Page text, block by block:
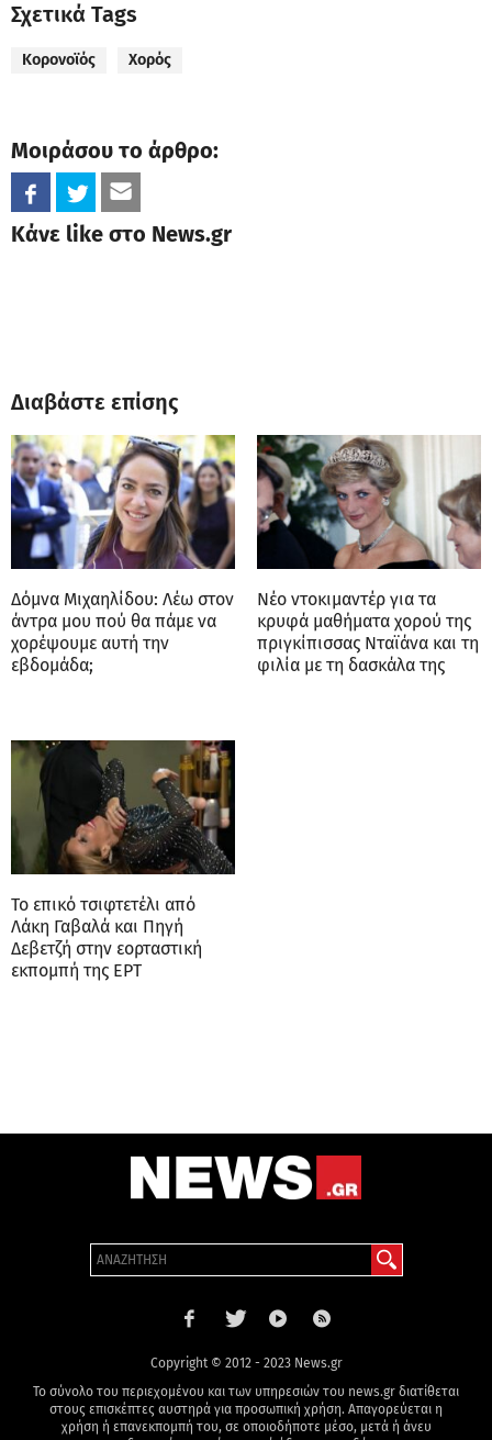
Σχετικά Tags
Kορονoϊός Χορός
Μοιράσου το άρθρο:
Κάνε like στο News.gr
Διαβάστε επίσης
Δόμνα Μιχαηλίδου: Λέω στον
άντρα μου πού θα πάμε να
χορέψουμε αυτή την
εβδομάδα;
Νέο ντοκιμαντέρ για τα
κρυφά μαθήματα χορού της
πριγκίπισσας Νταϊάνα και τη
φιλία με τη δασκάλα της
Το επικό τσιφτετέλι από
Λάκη Γαβαλά και Πηγή
Δεβετζή στην εορταστική
εκπομπή της ΕΡΤ
Copyright © 2012 - 2023 News.gr
Το σύνολο του περιεχομένου και των υπηρεσιών του news.gr διατίθεται
στους επισκέπτες αυστηρά για προσωπική χρήση. Απαγορεύεται η
χρήση ή επανεκπομπή του, σε οποιοδήποτε μέσο, μετά ή άνευ